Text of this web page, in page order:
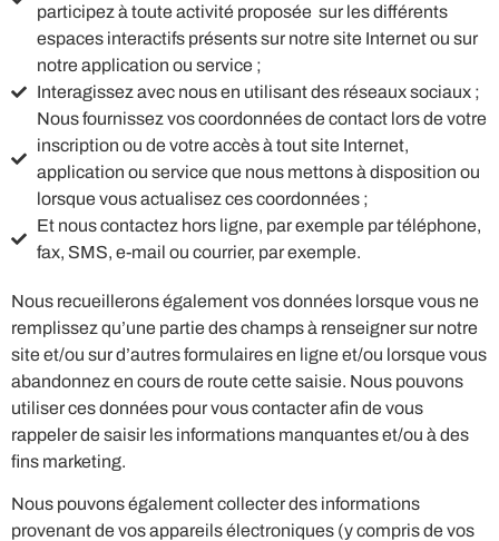
participez à toute activité proposée sur les différents
espaces interactifs présents sur notre site Internet ou sur
notre application ou service ;
Interagissez avec nous en utilisant des réseaux sociaux ;
Nous fournissez vos coordonnées de contact lors de votre
inscription ou de votre accès à tout site Internet,
application ou service que nous mettons à disposition ou
lorsque vous actualisez ces coordonnées ;
Et nous contactez hors ligne, par exemple par téléphone,
fax, SMS, e-mail ou courrier, par exemple.
Nous recueillerons également vos données lorsque vous ne
remplissez qu’une partie des champs à renseigner sur notre
site et/ou sur d’autres formulaires en ligne et/ou lorsque vous
abandonnez en cours de route cette saisie. Nous pouvons
utiliser ces données pour vous contacter afin de vous
rappeler de saisir les informations manquantes et/ou à des
fins marketing.
Nous pouvons également collecter des informations
provenant de vos appareils électroniques (y compris de vos